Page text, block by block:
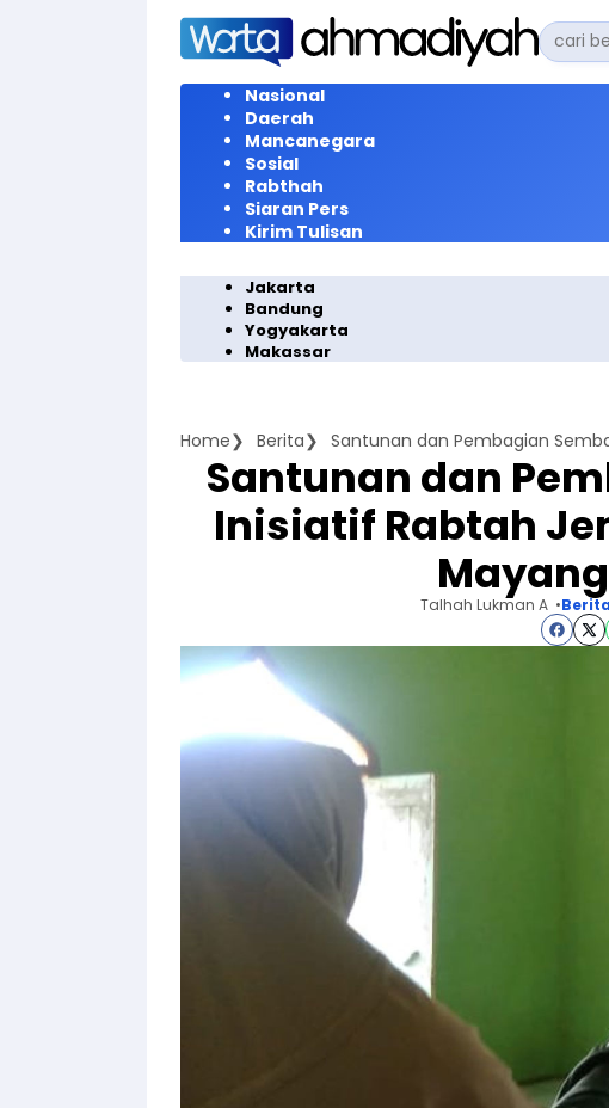
Langsung
konten
untuk:
Nasional
Daerah
Mancanegara
Sosial
Rabthah
Siaran Pers
Kirim Tulisan
Jakarta
Bandung
Yogyakarta
Makassar
Home Berita
Santunan dan
Inisiatif Rabtah
Talhah Lukman A Berita